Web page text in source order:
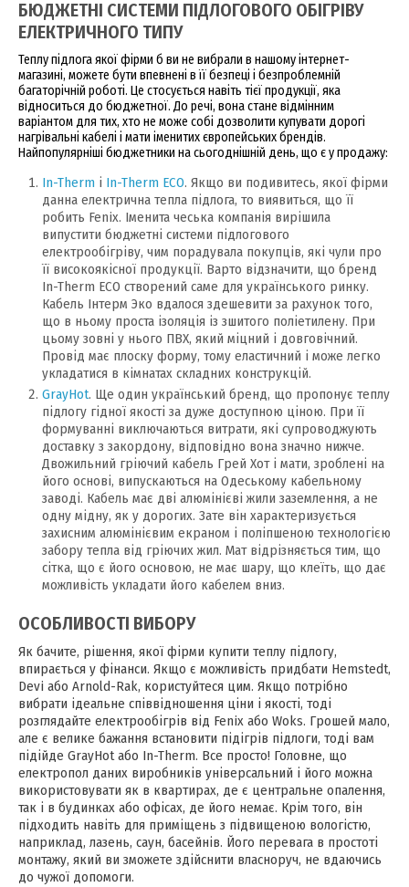
БЮДЖЕТНІ СИСТЕМИ ПІДЛОГОВОГО ОБІГРІВУ
ЕЛЕКТРИЧНОГО ТИПУ
Теплу підлога якої фірми б ви не вибрали в нашому інтернет-
магазині, можете бути впевнені в її безпеці і безпроблемній
багаторічній роботі. Це стосується навіть тієї продукції, яка
відноситься до бюджетної. До речі, вона стане відмінним
варіантом для тих, хто не може собі дозволити купувати дорогі
нагрівальні кабелі і мати іменитих європейських брендів.
Найпопулярніші бюджетники на сьогоднішній день, що є у продажу:
In-Therm і In-Therm ECO. Якщо ви подивитесь, якої фірми
данна електрична тепла підлога, то виявиться, що її
робить Fenix. Іменита чеська компанія вирішила
випустити бюджетні системи підлогового
електрообігріву, чим порадувала покупців, які чули про
її високоякісної продукції. Варто відзначити, що бренд
In-Therm ECO створений саме для українського ринку.
Кабель Інтерм Эко вдалося здешевити за рахунок того,
що в ньому проста ізоляція із зшитого поліетилену. При
цьому зовні у нього ПВХ, який міцний і довговічний.
Провід має плоску форму, тому еластичний і може легко
укладатися в кімнатах складних конструкцій.
GrayHot. Ще один український бренд, що пропонує теплу
підлогу гідної якості за дуже доступною ціною. При її
формуванні виключаються витрати, які супроводжують
доставку з закордону, відповідно вона значно нижче.
Двожильний гріючий кабель Грей Хот і мати, зроблені на
його основі, випускаються на Одеському кабельному
заводі. Кабель має дві алюмінієві жили заземлення, а не
одну мідну, як у дорогих. Зате він характеризується
захисним алюмінієвим екраном і поліпшеною технологією
забору тепла від гріючих жил. Мат відрізняється тим, що
сітка, що є його основою, не має шару, що клеїть, що дає
можливість укладати його кабелем вниз.
ОСОБЛИВОСТІ ВИБОРУ
Як бачите, рішення, якої фірми купити теплу підлогу,
впирається у фінанси. Якщо є можливість придбати Hemstedt,
Devi або Arnold-Rak, користуйтеся цим. Якщо потрібно
вибрати ідеальне співвідношення ціни і якості, тоді
розглядайте електрообігрів від Fenix або Woks. Грошей мало,
але є велике бажання встановити підігрів підлоги, тоді вам
підійде GrayHot або In-Therm. Все просто! Головне, що
електропол даних виробників універсальний і його можна
використовувати як в квартирах, де є центральне опалення,
так і в будинках або офісах, де його немає. Крім того, він
підходить навіть для приміщень з підвищеною вологістю,
наприклад, лазень, саун, басейнів. Його перевага в простоті
монтажу, який ви зможете здійснити власноруч, не вдаючись
до чужої допомоги.